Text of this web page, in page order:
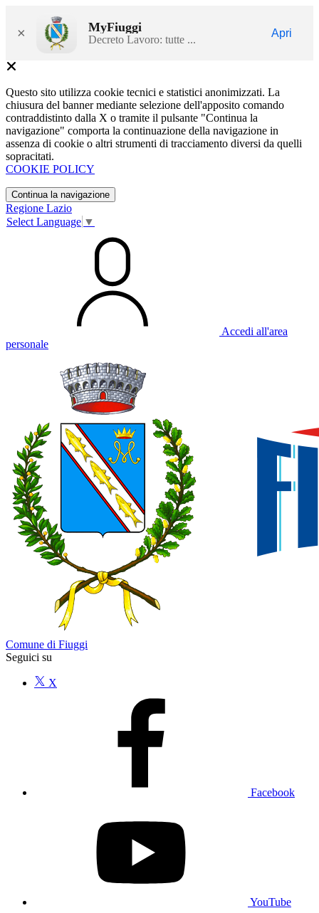
× MyFiuggi
Decreto Lavoro: tutte ...
Apri
Questo sito utilizza cookie tecnici e statistici anonimizzati. La
chiusura del banner mediante selezione dell'apposito comando
contraddistinto dalla X o tramite il pulsante "Continua la
navigazione" comporta la continuazione della navigazione in
assenza di cookie o altri strumenti di tracciamento diversi da quelli
sopracitati.
COOKIE POLICY
Continua la navigazione
Regione Lazio
Select Language ▼
Accedi all'area
personale
Comune di Fiuggi
Seguici su
X
Facebook
YouTube